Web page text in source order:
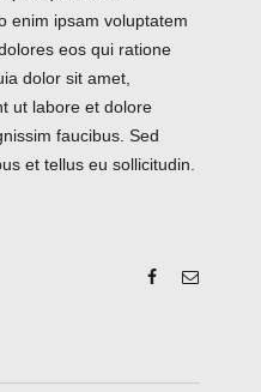
enim ipsam voluptatem
eos qui ratione
dolor sit amet,
ut labore et dolore
faucibus. Sed
et tellus eu sollicitudin.